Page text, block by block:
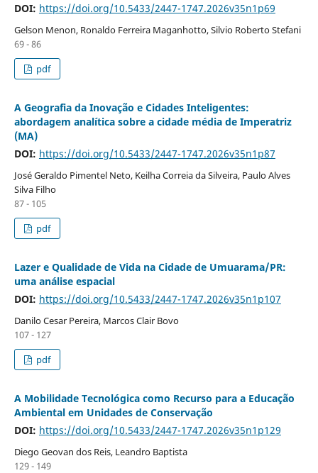
DOI: https://doi.org/10.5433/2447-1747.2026v35n1p69
Gelson Menon, Ronaldo Ferreira Maganhotto, Silvio Roberto Stefani
69 - 86
pdf
A Geografia da Inovação e Cidades Inteligentes:
abordagem analítica sobre a cidade média de Imperatriz
(MA)
DOI: https://doi.org/10.5433/2447-1747.2026v35n1p87
José Geraldo Pimentel Neto, Keilha Correia da Silveira, Paulo Alves
Silva Filho
87 - 105
pdf
Lazer e Qualidade de Vida na Cidade de Umuarama/PR:
uma análise espacial
DOI: https://doi.org/10.5433/2447-1747.2026v35n1p107
Danilo Cesar Pereira, Marcos Clair Bovo
107 - 127
pdf
A Mobilidade Tecnológica como Recurso para a Educação
Ambiental em Unidades de Conservação
DOI: https://doi.org/10.5433/2447-1747.2026v35n1p129
Diego Geovan dos Reis, Leandro Baptista
129 - 149